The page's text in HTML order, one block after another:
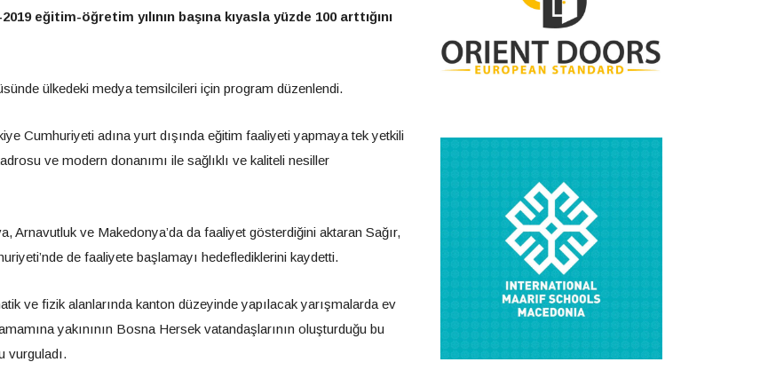
eğitim-öğretim yılının başına kıyasla yüzde 100 arttığını
ülkedeki medya temsilcileri için program düzenlendi.
Cumhuriyeti adına yurt dışında eğitim faaliyeti yapmaya tek yetkili
ve modern donanımı ile sağlıklı ve kaliteli nesiller
Arnavutluk ve Makedonya’da da faaliyet gösterdiğini aktaran Sağır,
de faaliyete başlamayı hedeflediklerini kaydetti.
ve fizik alanlarında kanton düzeyinde yapılacak yarışmalarda ev
yakınının Bosna Hersek vatandaşlarının oluşturduğu bu
vurguladı.